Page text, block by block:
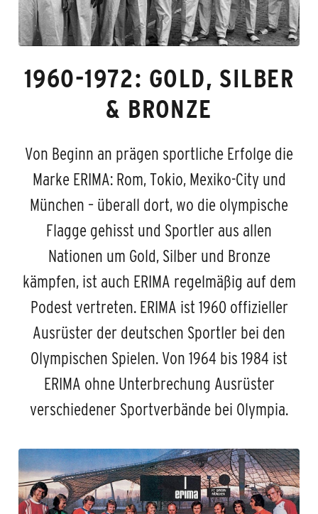
1960-1972: GOLD, SILBER
& BRONZE
Von Beginn an prägen sportliche Erfolge die
Marke ERIMA: Rom, Tokio, Mexiko-City und
München – überall dort, wo die olympische
Flagge gehisst und Sportler aus allen
Nationen um Gold, Silber und Bronze
kämpfen, ist auch ERIMA regelmäßig auf dem
Podest vertreten. ERIMA ist 1960 offizieller
Ausrüster der deutschen Sportler bei den
Olympischen Spielen. Von 1964 bis 1984 ist
ERIMA ohne Unterbrechung Ausrüster
verschiedener Sportverbände bei Olympia.